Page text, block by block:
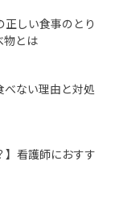
正しい食事のとり
物とは
ない理由と対処
】看護師におすす